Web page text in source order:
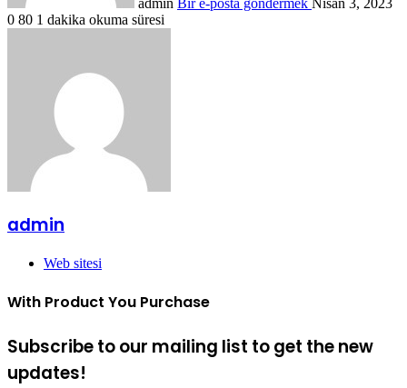
0 80 1 dakika okuma süresi
admin
Web sitesi
With Product You Purchase
Subscribe to our mailing list to get the new
updates!